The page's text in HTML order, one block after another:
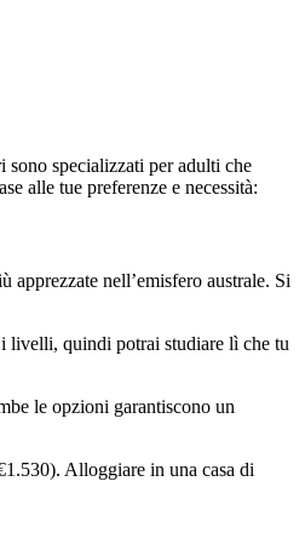
specializzati per adulti che
alle tue preferenze e necessità:
apprezzate nell’emisfero australe. Si
livelli, quindi potrai studiare lì che tu
le opzioni garantiscono un
Alloggiare in una casa di